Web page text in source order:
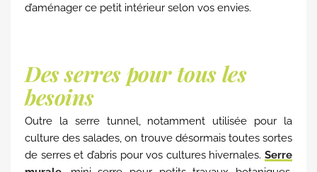
d’aménager ce petit intérieur selon vos envies.
Des serres pour tous les
besoins
Outre la serre tunnel, notamment utilisée pour la
culture des salades, on trouve désormais toutes sortes
de serres et d’abris pour vos cultures hivernales. Serre